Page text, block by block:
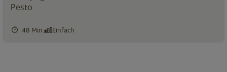
Pesto
48 Min. Einfach